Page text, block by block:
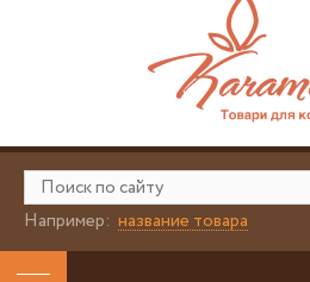
Например: название товара